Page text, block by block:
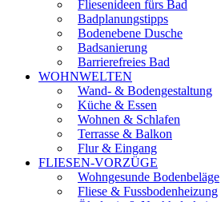
Fliesenideen fürs Bad
Badplanungstipps
Bodenebene Dusche
Badsanierung
Barrierefreies Bad
WOHNWELTEN
Wand- & Bodengestaltung
Küche & Essen
Wohnen & Schlafen
Terrasse & Balkon
Flur & Eingang
FLIESEN-VORZÜGE
Wohngesunde Bodenbeläge
Fliese & Fussbodenheizung